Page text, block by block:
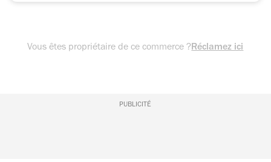
Vous êtes propriétaire de ce commerce ?Réclamez ici
PUBLICITÉ